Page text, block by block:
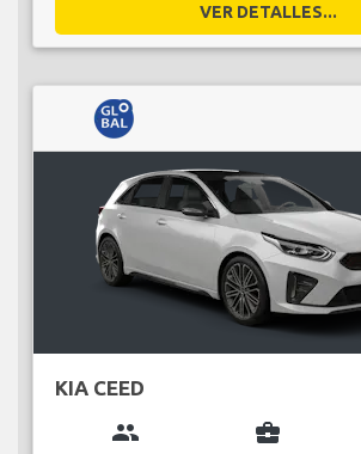
VER DETALLES...
KIA CEED
group business_center